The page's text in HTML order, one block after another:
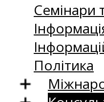
Семінари
Політика